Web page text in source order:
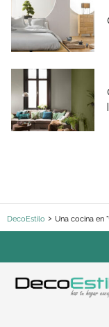
DecoEstilo Una cocina en